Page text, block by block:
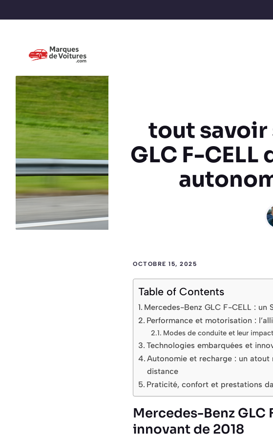
tout savoir
GLC F-
OCTOBRE 15, 2025
Table of Contents
Mercedes-Benz GLC F-CELL : un
Performance et motorisation :
Modes de conduite et leur
Technologies embarquées et
Autonomie et recharge : un
distance
Praticité, confort et prestations
Mercedes-Benz GLC
innovant de 2018